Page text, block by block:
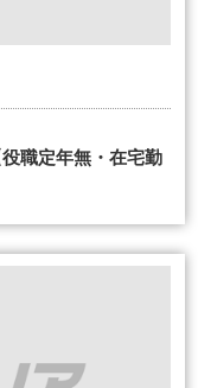
職定年無・在宅勤